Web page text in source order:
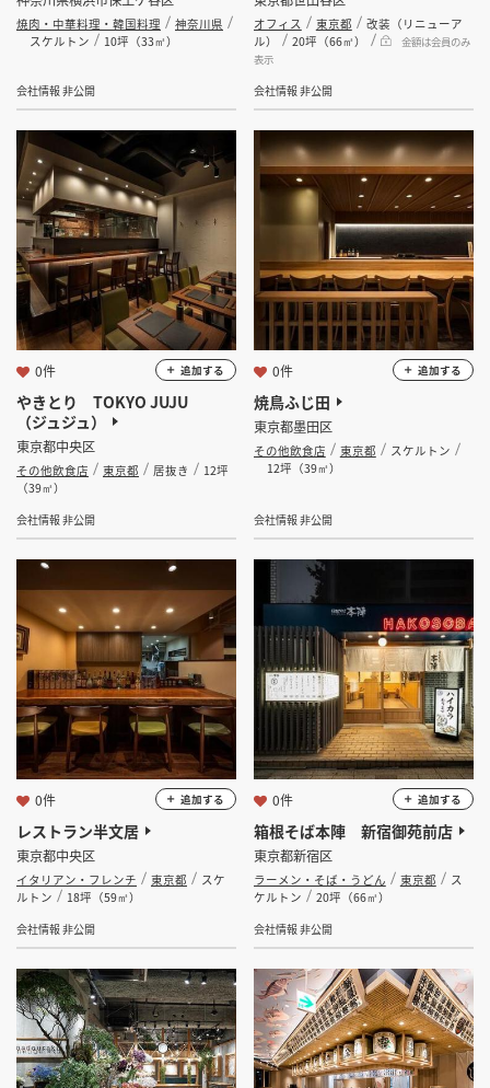
焼肉・中華料理・韓国料理
神奈川県
スケルトン
10坪（33㎡）
会社情報 非公開
オフィス 東京都
改装（リニューア
ル）
20坪（66㎡）
金額は会員のみ
表示
会社情報 非公開
やきとり TOKYO JUJU
（ジュジュ）
東京都中央区
その他飲食店 東京都 居抜き
12坪
（39㎡）
会社情報 非公開
0件 追加する
焼鳥ふじ田
東京都墨田区
その他飲食店 東京都
スケルトン
12坪（39㎡）
会社情報 非公開
0件 追加する
レストラン半文居
東京都中央区
イタリアン・フレンチ 東京都
スケ
ルトン
18坪（59㎡）
会社情報 非公開
0件 追加する
箱根そば本陣 新宿御苑前店
東京都新宿区
ラーメン・そば・うどん 東京都
ス
ケルトン
20坪（66㎡）
会社情報 非公開
0件 追加する